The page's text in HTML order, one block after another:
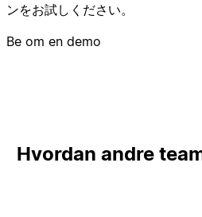
ンをお試しください。
Be om en demo
Hvordan andre